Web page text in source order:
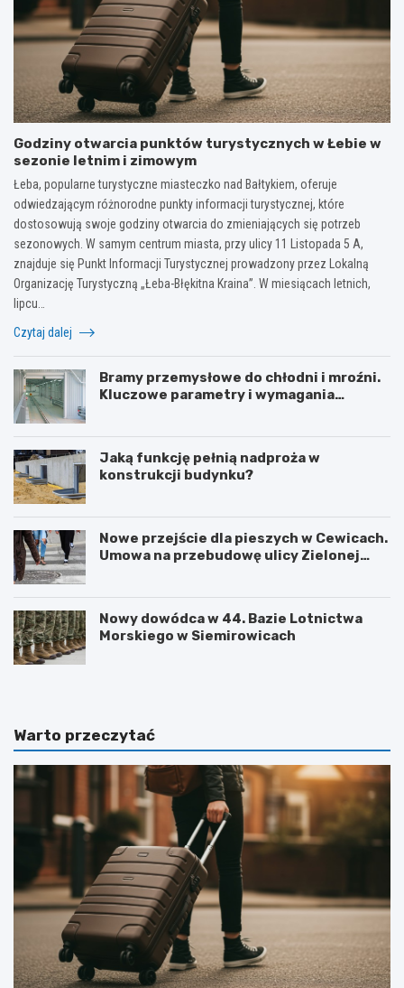
Godziny otwarcia punktów turystycznych w Łebie w
sezonie letnim i zimowym
Łeba, popularne turystyczne miasteczko nad Bałtykiem, oferuje
odwiedzającym różnorodne punkty informacji turystycznej, które
dostosowują swoje godziny otwarcia do zmieniających się potrzeb
sezonowych. W samym centrum miasta, przy ulicy 11 Listopada 5 A,
znajduje się Punkt Informacji Turystycznej prowadzony przez Lokalną
Organizację Turystyczną „Łeba-Błękitna Kraina”. W miesiącach letnich,
lipcu…
Czytaj dalej
Bramy przemysłowe do chłodni i mroźni.
Kluczowe parametry i wymagania
Jaką funkcję pełnią nadproża w
konstrukcji budynku?
Nowe przejście dla pieszych w Cewicach.
Umowa na przebudowę ulicy Zielonej
Nowy dowódca w 44. Bazie Lotnictwa
Morskiego w Siemirowicach
Warto przeczytać